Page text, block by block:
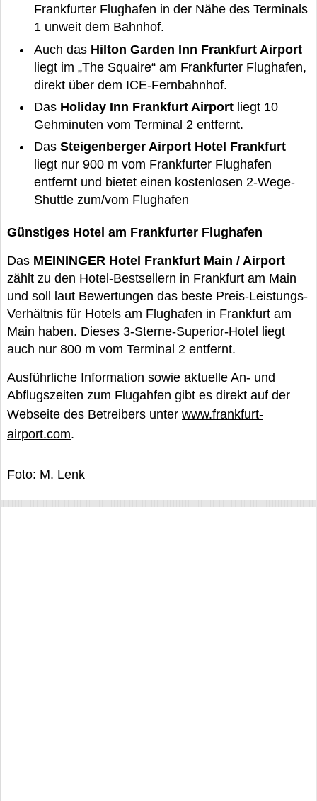
Frankfurter Flughafen in der Nähe des Terminals
1 unweit dem Bahnhof.
Auch das Hilton Garden Inn Frankfurt Airport
liegt im „The Squaire“ am Frankfurter Flughafen,
direkt über dem ICE-Fernbahnhof.
Das Holiday Inn Frankfurt Airport liegt 10
Gehminuten vom Terminal 2 entfernt.
Das Steigenberger Airport Hotel Frankfurt
liegt nur 900 m vom Frankfurter Flughafen
entfernt und bietet einen kostenlosen 2-Wege-
Shuttle zum/vom Flughafen
Günstiges Hotel am Frankfurter Flughafen
Das MEININGER Hotel Frankfurt Main / Airport
zählt zu den Hotel-Bestsellern in Frankfurt am Main
und soll laut Bewertungen das beste Preis-Leistungs-
Verhältnis für Hotels am Flughafen in Frankfurt am
Main haben. Dieses 3-Sterne-Superior-Hotel liegt
auch nur 800 m vom Terminal 2 entfernt.
Ausführliche Information sowie aktuelle An- und
Abflugszeiten zum Flugahfen gibt es direkt auf der
Webseite des Betreibers unter www.frankfurt-
airport.com.
Foto: M. Lenk